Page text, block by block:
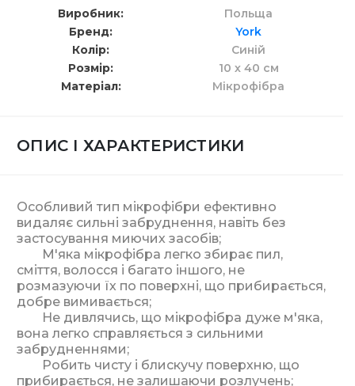
Виробник
Польща
Бренд
York
Колір
Синій
Розмір
10 х 40 см
Матеріал
Мікрофібра
ОПИС І ХАРАКТЕРИСТИКИ
Особливий тип мікрофібри ефективно
видаляє сильні забруднення, навіть без
застосування миючих засобів;
М'яка мікрофібра легко збирає пил,
сміття, волосся і багато іншого, не
розмазуючи їх по поверхні, що прибирається,
добре вимивається;
Не дивлячись, що мікрофібра дуже м'яка,
вона легко справляється з сильними
забрудненнями;
Робить чисту і блискучу поверхню, що
прибирається, не залишаючи розлучень;